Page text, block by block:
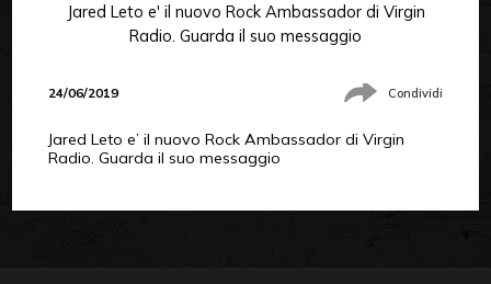
Jared Leto e' il nuovo Rock Ambassador di Virgin
Radio. Guarda il suo messaggio
24/06/2019 Condividi
Jared Leto e’ il nuovo Rock Ambassador di Virgin
Radio. Guarda il suo messaggio